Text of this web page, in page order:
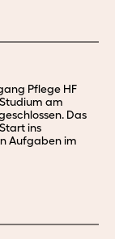
Pflege HF
am
Das
ins
Aufgaben im